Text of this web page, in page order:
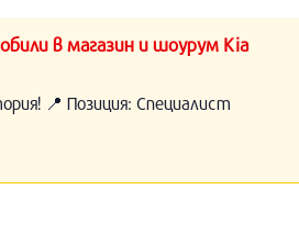
в магазин и шоурум Kia
📍 Позиция: Специалист